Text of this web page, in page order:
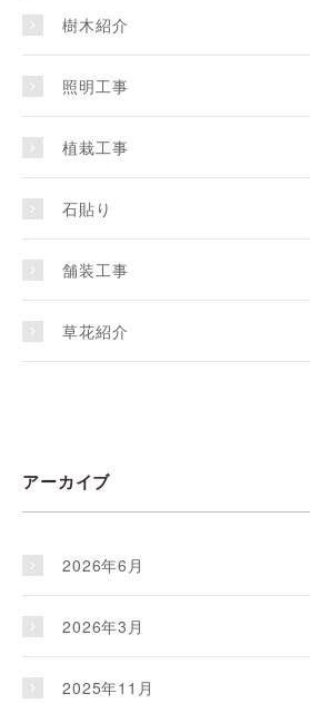
樹木紹介
照明工事
植栽工事
石貼り
舗装工事
草花紹介
アーカイブ
2026年6月
2026年3月
2025年11月